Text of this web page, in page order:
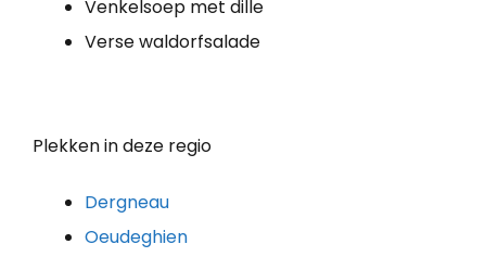
Venkelsoep met dille
Verse waldorfsalade
Plekken in deze regio
Dergneau
Oeudeghien